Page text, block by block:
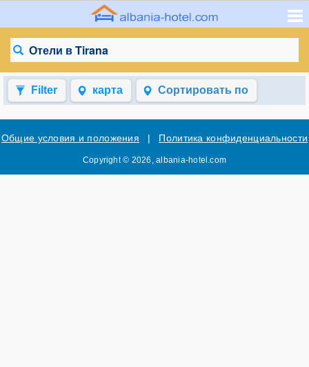
Отели в Tirana
Filter карта Сортировать по
Общие условия и положения | Политика конфиденциальности
Copyright © 2026, albania-hotel.com